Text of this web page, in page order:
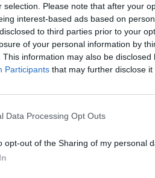
selection. Please note that after your
interest-based ads based on
to third parties prior to your
of your personal information by
This information may also be
Participants that may further disclose it
Data Processing Opt Outs
opt-out of the Sharing of my personal
Würden Sie in diesem Hotel